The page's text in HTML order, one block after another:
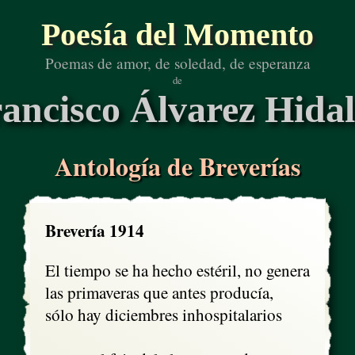
Poesía del Momento
Poemas de amor, de soledad, de esperanza
de
Álvarez
Antología de Breverías
Brevería 1914
El tiempo se ha hecho estéril, no genera
las primaveras que antes producía,
sólo hay diciembres inhospitalarios